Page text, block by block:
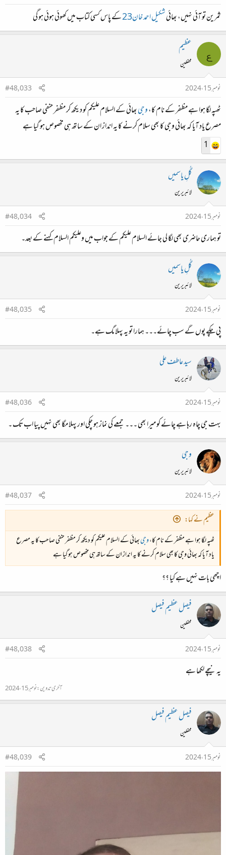
ثمرین تو آئی نہیں، بھائیشکیل احمد خان23 کے پاس کسی کتاب میں کھوئی ہوئی ہو گی
ع عظیم
محفلین
نومبر 15، 2024
#48,033
ٹھپہ لگا ہوا ہے مظفر کے نام کا،وجیبھائی کے السلام علیکم کو دیکھ کر مظفر حنفی صاحب کا یہ
مصرع یاد آیا کہ بھائی وجی کا بھی سلام کرنے کا یہ انداز ان کے ساتھ ہی مخصوص ہو گیا ہے
1
گُلِ یاسمیں
لائبریرین
نومبر 15، 2024
#48,034
تو ہماری حاضری بھی لگا لی جائے السلام علیکم کے جواب میں وعلیکم السلام کہنے کے بعد۔
گُلِ یاسمیں
لائبریرین
نومبر 15، 2024
#48,035
پی چکے پوں گے سب چائے۔۔۔ ہمارا تو یہ پہلا مگ ہے۔
سید عاطف علی
لائبریرین
نومبر 15، 2024
#48,036
بہت جی چاہ رہا ہے چائے کو میرا بھی ۔۔۔ جمعے کی نماز ہو چکی اور پہلا مگا بھی نہیں پیا اب تک ۔
وجی
لائبریرین
نومبر 15، 2024
#48,037
عظیم نے کہا:
ٹھپہ لگا ہوا ہے مظفر کے نام کا،وجیبھائی کے السلام علیکم کو دیکھ کر مظفر حنفی صاحب کا یہ مصرع
یاد آیا کہ بھائی وجی کا بھی سلام کرنے کا یہ انداز ان کے ساتھ ہی مخصوص ہو گیا ہے
اچھی بات نہیں ہے کیا ؟؟
فیصل عظیم فیصل
محفلین
نومبر 15، 2024
#48,038
یہ نیچے لکھا ہے
آخری تدوین:نومبر 15، 2024
فیصل عظیم فیصل
محفلین
نومبر 15، 2024
#48,039